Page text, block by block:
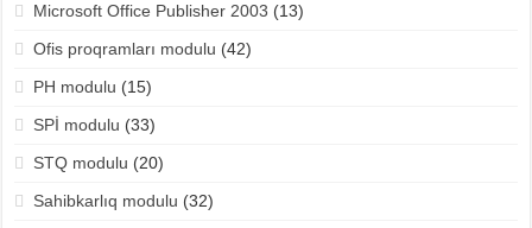
Microsoft Office Publisher 2003 (13)
Ofis proqramları modulu (42)
PH modulu (15)
SPİ modulu (33)
STQ modulu (20)
Sahibkarlıq modulu (32)